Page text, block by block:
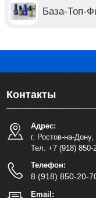
База-Топ-
Контакты
Адрес:
г. Ростов-на-
Тел. +7 (918) 850-
Телефон:
8 (918) 850-20-
Email: